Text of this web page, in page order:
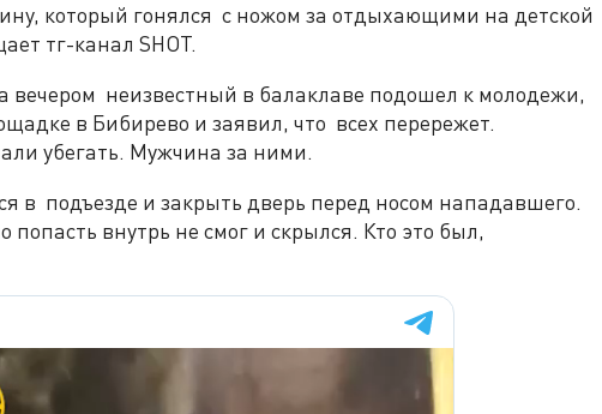
который гонялся с ножом за отдыхающими на детской
тг-канал SHOT.
вечером неизвестный в балаклаве подошел к молодежи,
в Бибирево и заявил, что всех перережет.
убегать. Мужчина за ними.
в подъезде и закрыть дверь перед носом нападавшего.
попасть внутрь не смог и скрылся. Кто это был,